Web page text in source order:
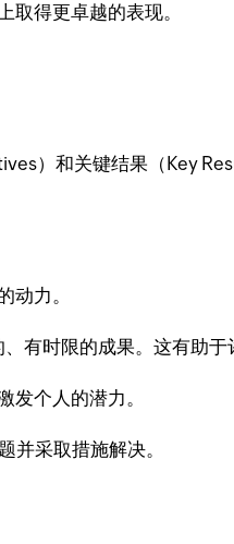
得更卓越的表现。
）和关键结果（Key
动力。
有时限的成果。这有助于
个人的潜力。
并采取措施解决。